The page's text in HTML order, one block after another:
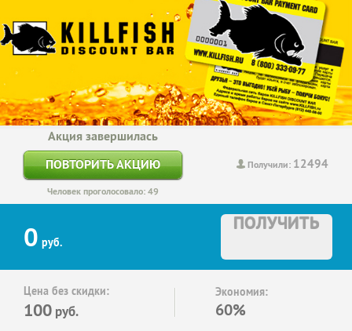
Получили: 12494
Акция завершилась
ПОВТОРИТЬ АКЦИЮ
Человек проголосовало: 49
0 руб.
ПОЛУЧИТЬ
Цена без скидки:
100 руб.
Экономия:
60%